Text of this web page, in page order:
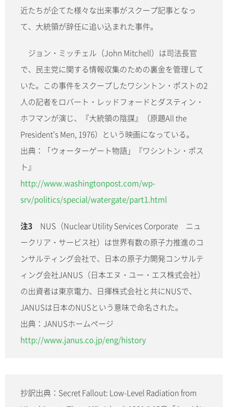
近たちが企てた様々な出来事がスクープ記事となっ
て、大統領が辞任に追い込まれた事件。
ジョン・ミッチェル（John Mitchell）は司法長官
で、民主党に関する情報収集のための裏金を管理して
いた。この事件をスクープしたワシントン・ポストの2
人の記者をロバート・レッドフォードとダスティン・
ホフマンが演じ、『大統領の陰謀』（原題All the
President’s Men, 1976）という映画になっている。
出典：「ウォーターゲート物語」『ワシントン・ポス
ト』
http://www.washingtonpost.com/wp-
srv/politics/special/watergate/part1.html
注3 NUS（Nuclear Utility Services Corporate ニュ
ークリア・サービス社）は世界有数の原子力推進のコ
ンサルティング会社で、日本の原子力開発コンサルテ
ィング会社JANUS（日本エヌ・ユー・エス株式会社）
の出資者は東京電力、日揮株式会社と共にNUSで、
JANUSは日本のNUSという意味で命名された。
出典：JANUSホームページ
http://www.janus.co.jp/eng/history
抄訳出典：Secret Fallout: Low-Level Radiation from